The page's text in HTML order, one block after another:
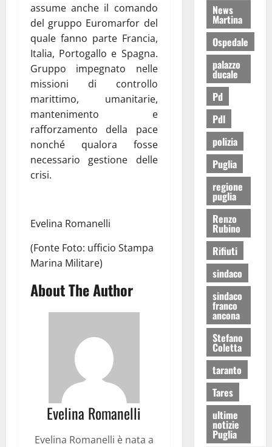
assume anche il comando
del gruppo Euromarfor del
quale fanno parte Francia,
Italia, Portogallo e Spagna.
Gruppo impegnato nelle
missioni di controllo
marittimo, umanitarie,
mantenimento e
rafforzamento della pace
nonché qualora fosse
necessario gestione delle
crisi.
Evelina Romanelli
(Fonte Foto: ufficio Stampa
Marina Militare)
About The Author
Evelina Romanelli
Evelina Romanelli è nata a
News
Martina
Ospedale
palazzo
ducale
Pd
Pdl
polizia
Puglia
regione
puglia
Renzo
Rubino
Rifiuti
sindaco
sindaco
franco
ancona
Stefano
Coletta
taranto
Tares
ultime
notizie
Puglia